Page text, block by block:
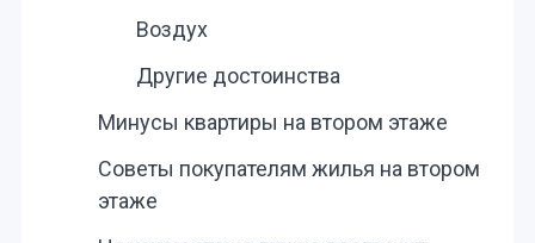
Воздух
Другие достоинства
Минусы квартиры на втором этаже
Советы покупателям жилья на втором
этаже